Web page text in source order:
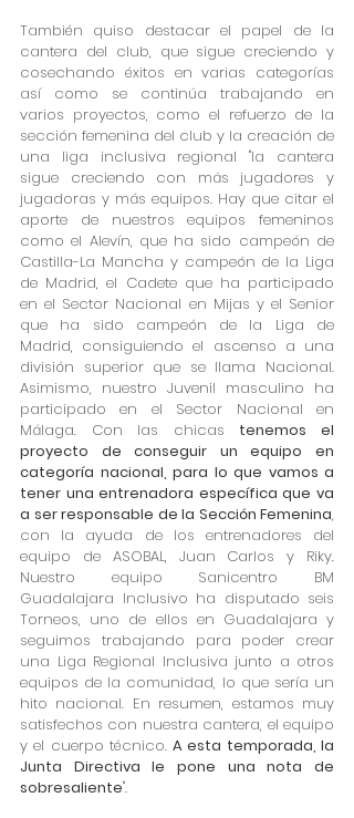
También quiso destacar el papel de la
cantera del club, que sigue creciendo y
cosechando éxitos en varias categorías
así como se continúa trabajando en
varios proyectos, como el refuerzo de la
sección femenina del club y la creación de
una liga inclusiva regional "la cantera
sigue creciendo con más jugadores y
jugadoras y más equipos. Hay que citar el
aporte de nuestros equipos femeninos
como el Alevín, que ha sido campeón de
Castilla-La Mancha y campeón de la Liga
de Madrid, el Cadete que ha participado
en el Sector Nacional en Mijas y el Senior
que ha sido campeón de la Liga de
Madrid, consiguiendo el ascenso a una
división superior que se llama Nacional.
Asimismo, nuestro Juvenil masculino ha
participado en el Sector Nacional en
Málaga. Con las chicas tenemos el
proyecto de conseguir un equipo en
categoría nacional, para lo que vamos a
tener una entrenadora específica que va
a ser responsable de la Sección Femenina,
con la ayuda de los entrenadores del
equipo de ASOBAL, Juan Carlos y Riky.
Nuestro equipo Sanicentro BM
Guadalajara Inclusivo ha disputado seis
Torneos, uno de ellos en Guadalajara y
seguimos trabajando para poder crear
una Liga Regional Inclusiva junto a otros
equipos de la comunidad, lo que sería un
hito nacional. En resumen, estamos muy
satisfechos con nuestra cantera, el equipo
y el cuerpo técnico. A esta temporada, la
Junta Directiva le pone una nota de
sobresaliente".